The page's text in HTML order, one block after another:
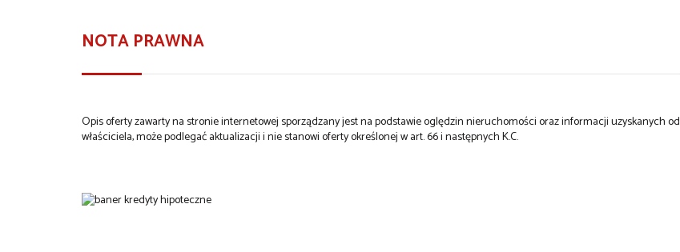
NOTA PRAWNA
Opis oferty zawarty na stronie internetowej sporządzany jest na podstawie oględzin nieruchomości oraz informacji uzyskanych od
właściciela, może podlegać aktualizacji i nie stanowi oferty określonej w art. 66 i następnych K.C.